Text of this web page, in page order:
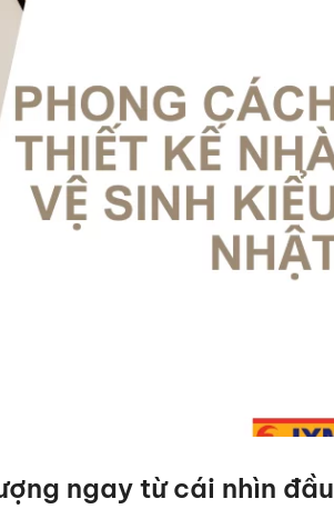
ngay từ cái nhìn đầu